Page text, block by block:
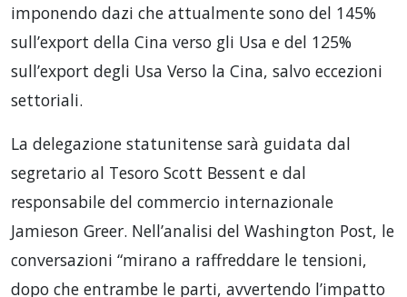
imponendo dazi che attualmente sono del 145%
sull’export della Cina verso gli Usa e del 125%
sull’export degli Usa Verso la Cina, salvo eccezioni
settoriali.
La delegazione statunitense sarà guidata dal
segretario al Tesoro Scott Bessent e dal
responsabile del commercio internazionale
Jamieson Greer. Nell’analisi del Washington Post, le
conversazioni “mirano a raffreddare le tensioni,
dopo che entrambe le parti, avvertendo l’impatto